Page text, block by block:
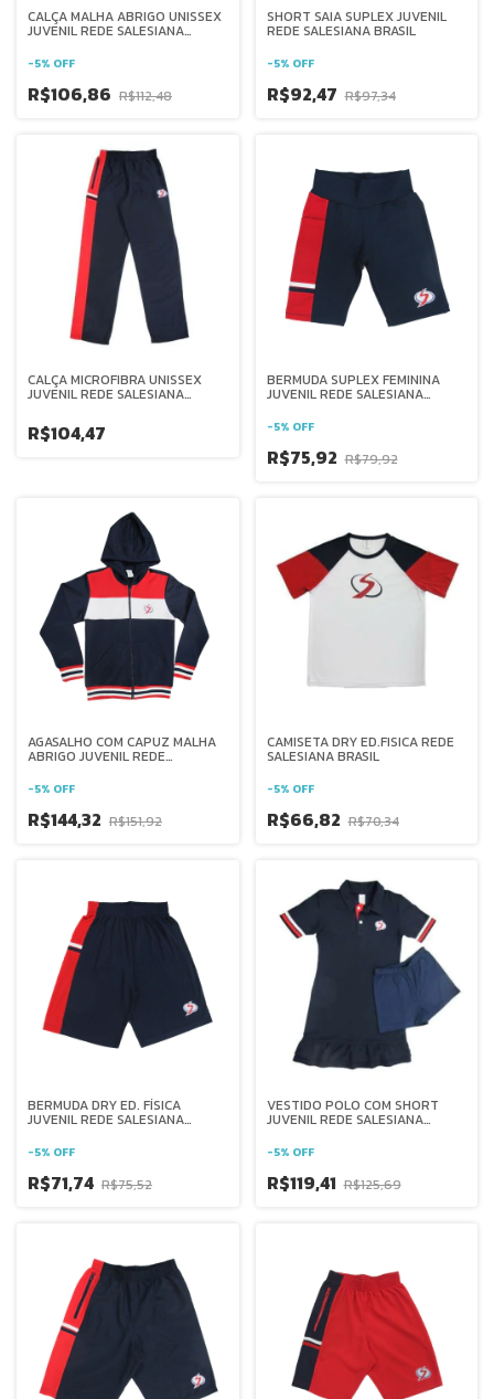
CALÇA MALHA ABRIGO UNISSEX
JUVENIL REDE SALESIANA
-5% OFF
R$106,86 R$112,48
SHORT SAIA SUPLEX JUVENIL
REDE SALESIANA BRASIL
-5% OFF
R$92,47 R$97,34
CALÇA MICROFIBRA UNISSEX
JUVENIL REDE SALESIANA
R$104,47
BERMUDA SUPLEX FEMININA
JUVENIL REDE SALESIANA
-5% OFF
R$75,92 R$79,92
AGASALHO COM CAPUZ MALHA
ABRIGO JUVENIL REDE
-5% OFF
R$144,32 R$151,92
CAMISETA DRY ED.FISICA REDE
SALESIANA BRASIL
-5% OFF
R$66,82 R$70,34
BERMUDA DRY ED. FÍSICA
JUVENIL REDE SALESIANA
-5% OFF
R$71,74 R$75,52
VESTIDO POLO COM SHORT
JUVENIL REDE SALESIANA
-5% OFF
R$119,41 R$125,69